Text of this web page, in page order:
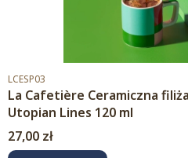
Kod produktu
LCESP03
La Cafetière Ceramiczna
Utopian Lines 120 ml
Cena
27,00 zł